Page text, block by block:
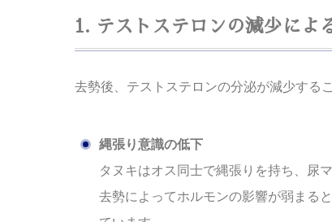
1. テストステロンの減少によ
去勢後、テストステロンの分泌が減少する
縄張り意識の低下
タヌキはオス同士で縄張りを持ち、尿
去勢によってホルモンの影響が弱まる